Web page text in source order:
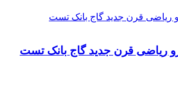
ریاضی قرن جدید گاج بانک تست